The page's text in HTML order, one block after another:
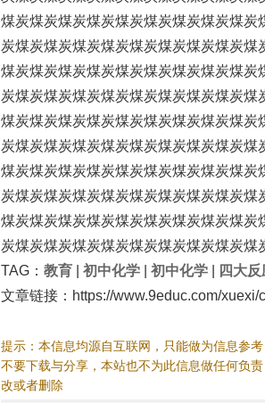
煤炭煤炭煤炭煤炭煤炭煤炭煤炭煤炭煤
炭煤炭煤炭煤炭煤炭煤炭煤炭煤炭煤炭
煤炭煤炭煤炭煤炭煤炭煤炭煤炭煤炭煤
炭煤炭煤炭煤炭煤炭煤炭煤炭煤炭煤炭
煤炭煤炭煤炭煤炭煤炭煤炭煤炭煤炭煤
炭煤炭煤炭煤炭煤炭煤炭煤炭煤炭煤炭
煤炭煤炭煤炭煤炭煤炭煤炭煤炭煤炭煤
炭煤炭煤炭煤炭煤炭煤炭煤炭煤炭煤炭
煤炭煤炭煤炭煤炭煤炭煤炭煤炭煤炭煤
炭煤炭煤炭煤炭煤炭煤炭煤炭煤炭煤炭
TAG： 教育 初中化学 初中化学 四大
文章链接：https://www.9educ.com/xuexi/
提示：本信息均源自互联网，只能做为信息参
不要下载与分享，本站也不为此信息做任何负
改或者删除